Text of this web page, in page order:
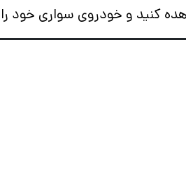
کنید و خودروی سواری خود